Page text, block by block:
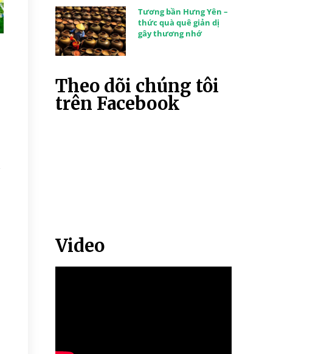
Tương bần Hưng Yên –
thức quà quê giản dị
gây thương nhớ
Theo dõi chúng tôi
trên Facebook
Video